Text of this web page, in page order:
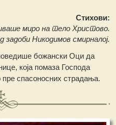
Стихови:
миро на тело Христово.
задоби Никодимов смирналој.
божански Оци да
која помаза Господа
спасоносних страдања.